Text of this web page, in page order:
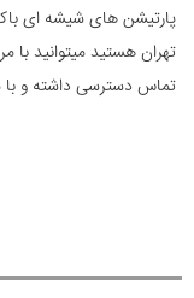
پارتیشن های شیشه ای
تهران هستید میتوانید با
تماس دسترسی داشته و با